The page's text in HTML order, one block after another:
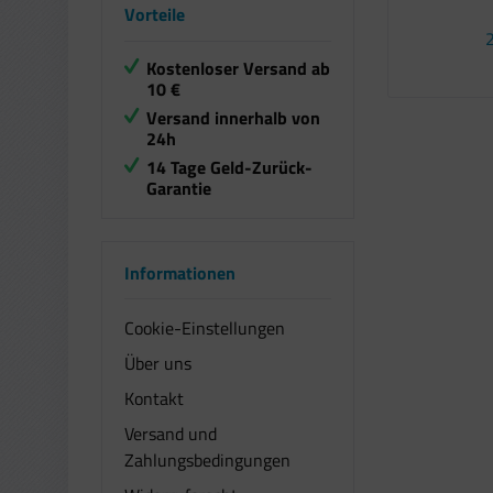
Vorteile
Kostenloser Versand ab
10 €
Versand innerhalb von
24h
14 Tage Geld-Zurück-
Garantie
Informationen
Cookie-Einstellungen
Über uns
Kontakt
Versand und
Zahlungsbedingungen